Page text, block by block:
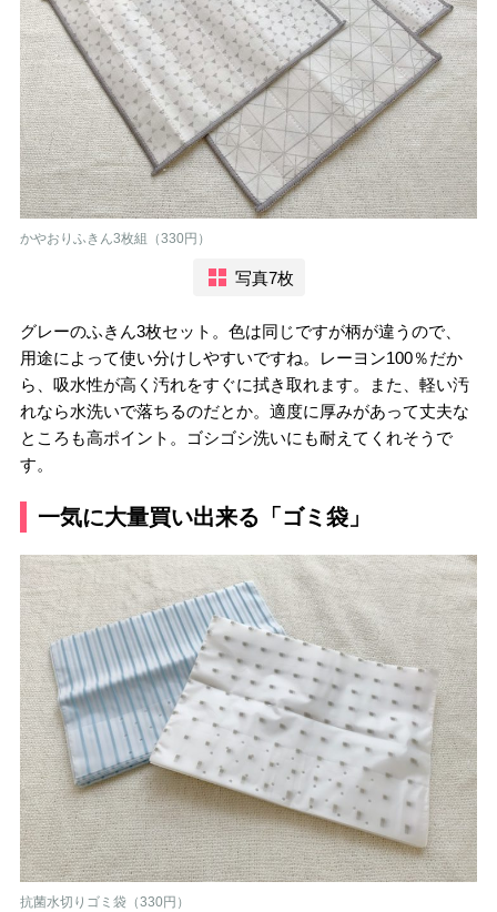
かやおりふきん3枚組（330円）
写真7枚
グレーのふきん3枚セット。色は同じですが柄が違うので、
用途によって使い分けしやすいですね。レーヨン100％だか
ら、吸水性が高く汚れをすぐに拭き取れます。また、軽い汚
れなら水洗いで落ちるのだとか。適度に厚みがあって丈夫な
ところも高ポイント。ゴシゴシ洗いにも耐えてくれそうで
す。
一気に大量買い出来る「ゴミ袋」
抗菌水切りゴミ袋（330円）